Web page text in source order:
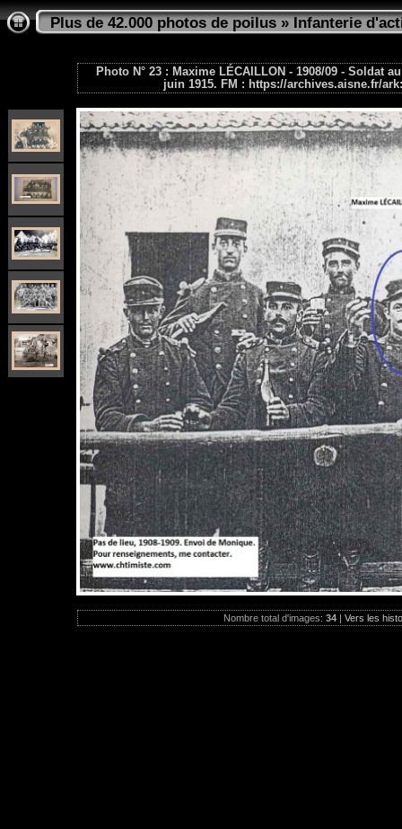
Plus de 42.000 photos de poilus»Infanterie
Photo N° 23 : Maxime LÉCAILLON - 1908/09 - Soldat
juin 1915. FM : https://archives.aisne.fr/
Nombre total d'images: 34 | Vers les